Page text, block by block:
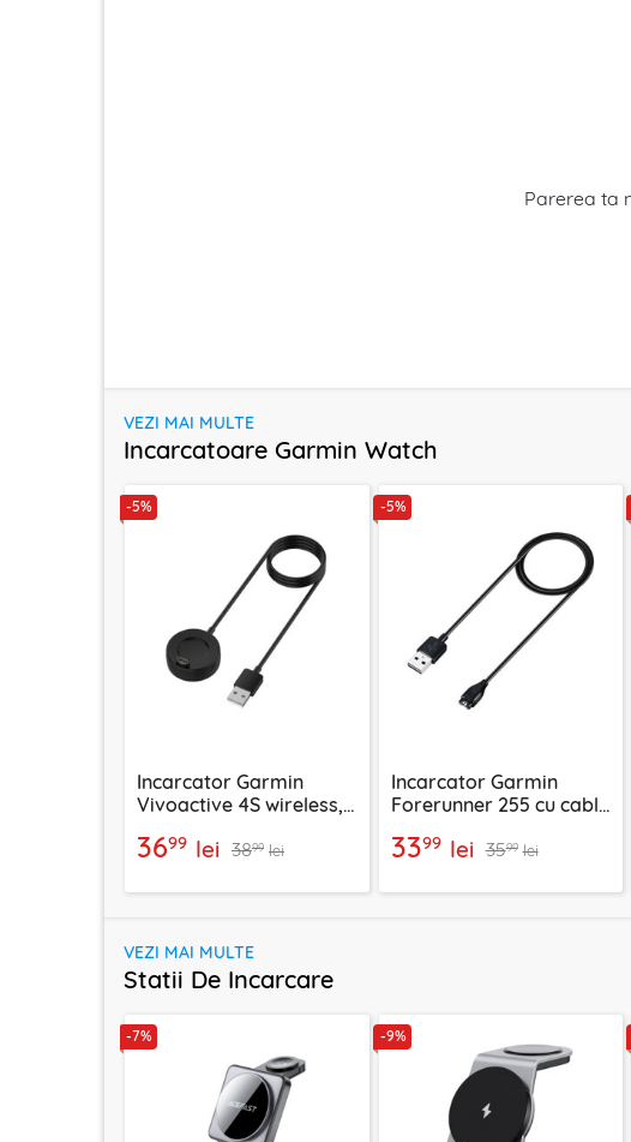
Parerea ta
VEZI MAI MULTE
Incarcatoare Garmin Watch
-5%
Incarcator Garmin
Vivoactive 4S wireless,
Techsuit TGC4
3699 lei 3899 lei
-5%
Incarcator Garmin
Forerunner 255 cu cablu
TGC1
3399 lei 3599 lei
VEZI MAI MULTE
Statii De Incarcare
-7% -9%